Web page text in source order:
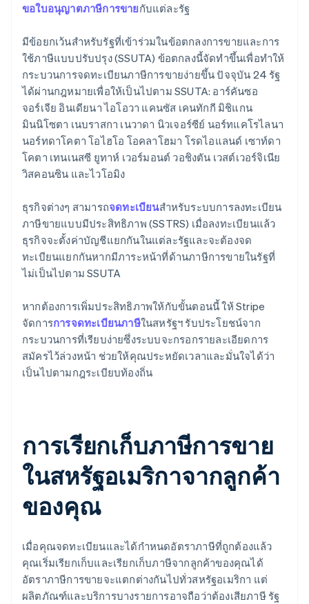
ขอใบอนุญาตภาษีการขายกับแต่ละรัฐ
มีข้อยกเว้นสำหรับรัฐที่เข้าร่วมในข้อตกลงการขายและการ
ใช้ภาษีแบบปรับปรุง (SSUTA) ข้อตกลงนี้จัดทําขึ้นเพื่อทําให้
กระบวนการจดทะเบียนภาษีการขายง่ายขึ้น ปัจจุบัน 24 รัฐ
ได้ผ่านกฎหมายเพื่อให้เป็นไปตาม SSUTA: อาร์คันซอ
จอร์เจีย อินเดียนา ไอโอวา แคนซัส เคนทักกี มิชิแกน
มินนิโซตา เนบราสกา เนวาดา นิวเจอร์ซีย์ นอร์ทแคโรไลนา
นอร์ทดาโคตา โอไฮโอ โอคลาโฮมา โรดไอแลนด์ เซาท์ดา
โคตา เทนเนสซี ยูทาห์ เวอร์มอนต์ วอชิงตัน เวสต์เวอร์จิเนีย
วิสคอนซิน และไวโอมิง
ธุรกิจต่างๆ สามารถจดทะเบียนสำหรับระบบการลงทะเบียน
ภาษีขายแบบมีประสิทธิภาพ (SSTRS) เมื่อลงทะเบียนแล้ว
ธุรกิจจะตั้งค่าบัญชีแยกกันในแต่ละรัฐและจะต้องจด
ทะเบียนแยกกันหากมีภาระหน้าที่ด้านภาษีการขายในรัฐที่
ไม่เป็นไปตาม SSUTA
หากต้องการเพิ่มประสิทธิภาพให้กับขั้นตอนนี้ ให้ Stripe
จัดการการจดทะเบียนภาษีในสหรัฐฯ รับประโยชน์จาก
กระบวนการที่เรียบง่ายซึ่งระบบจะกรอกรายละเอียดการ
สมัครไว้ล่วงหน้า ช่วยให้คุณประหยัดเวลาและมั่นใจได้ว่า
เป็นไปตามกฎระเบียบท้องถิ่น
การเรียกเก็บภาษีการขาย
ในสหรัฐอเมริกาจากลูกค้า
ของคุณ
เมื่อคุณจดทะเบียนและได้กำหนดอัตราภาษีที่ถูกต้องแล้ว
คุณเริ่มเรียกเก็บและเรียกเก็บภาษีจากลูกค้าของคุณได้
อัตราภาษีการขายจะแตกต่างกันไปทั่วสหรัฐอเมริกา แต่
ผลิตภัณฑ์และบริการบางรายการอาจถือว่าต้องเสียภาษี รัฐ